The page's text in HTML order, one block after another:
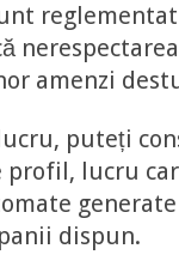
amenzi
puteți
lucru
dispun.